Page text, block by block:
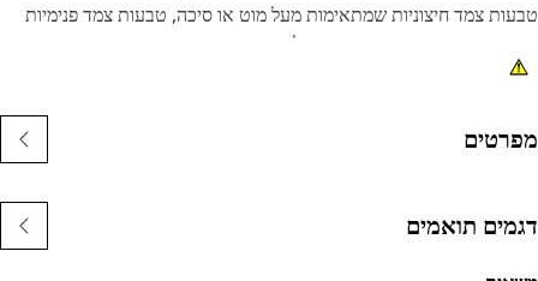
צמד חיצוניות שמתאימות מעל מוט או סיכה, טבעות צמד פנימיות
בתוך שקע או חריץ כדי להחזיק רכיבים במקומם. המטרה העיקרית
הצמדה פנימית היא למנוע תנועה צירית או תזוזה של רכיבים
או אטמים במקומם בצורה מאובטחת.
לפי מפרט מדויק ובנויים לעמידות, אמינות ופרודוקטיביות.
ההצמדה הדחוסה מוכנסת לחריץ או לשקע בקדח.
תואמים